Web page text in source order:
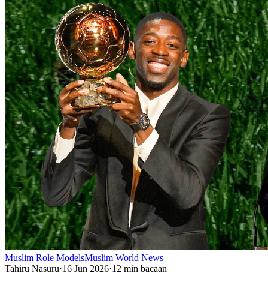
Muslim Role ModelsMuslim World News
Tahiru Nasuru·16 Jun 2026·12 min bacaan